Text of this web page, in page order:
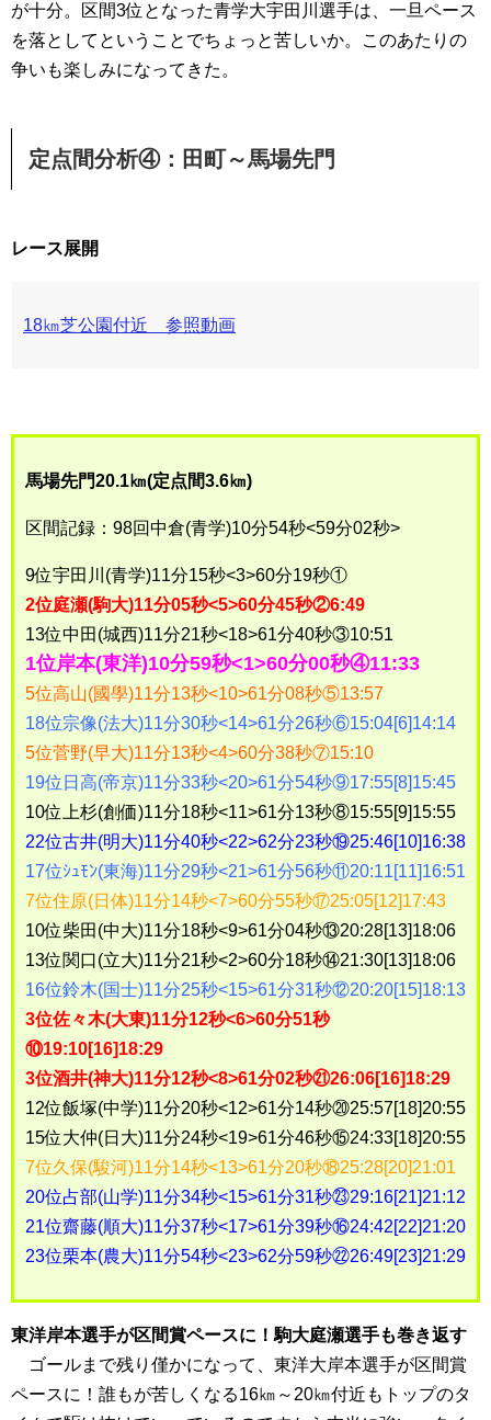
が十分。区間3位となった青学大宇田川選手は、一旦ペース
を落としてということでちょっと苦しいか。このあたりの
争いも楽しみになってきた。
定点間分析④：田町～馬場先門
レース展開
18㎞芝公園付近 参照動画
馬場先門20.1㎞(定点間3.6㎞)
区間記録：98回中倉(青学)10分54秒<59分02秒>
9位宇田川(青学)11分15秒<3>60分19秒①
2位庭瀬(駒大)11分05秒<5>60分45秒②6:49
13位中田(城西)11分21秒<18>61分40秒③10:51
1位岸本(東洋)10分59秒<1>60分00秒④11:33
5位高山(國學)11分13秒<10>61分08秒⑤13:57
18位宗像(法大)11分30秒<14>61分26秒⑥15:04[6]14:14
5位菅野(早大)11分13秒<4>60分38秒⑦15:10
19位日高(帝京)11分33秒<20>61分54秒⑨17:55[8]15:45
10位上杉(創価)11分18秒<11>61分13秒⑧15:55[9]15:55
22位古井(明大)11分40秒<22>62分23秒⑲25:46[10]16:38
17位ｼｭﾓﾝ(東海)11分29秒<21>61分56秒⑪20:11[11]16:51
7位住原(日体)11分14秒<7>60分55秒⑰25:05[12]17:43
10位柴田(中大)11分18秒<9>61分04秒⑬20:28[13]18:06
13位関口(立大)11分21秒<2>60分18秒⑭21:30[13]18:06
16位鈴木(国士)11分25秒<15>61分31秒⑫20:20[15]18:13
3位佐々木(大東)11分12秒<6>60分51秒
⑩19:10[16]18:29
3位酒井(神大)11分12秒<8>61分02秒㉑26:06[16]18:29
12位飯塚(中学)11分20秒<12>61分14秒⑳25:57[18]20:55
15位大仲(日大)11分24秒<19>61分46秒⑮24:33[18]20:55
7位久保(駿河)11分14秒<13>61分20秒⑱25:28[20]21:01
20位占部(山学)11分34秒<15>61分31秒㉓29:16[21]21:12
21位齋藤(順大)11分37秒<17>61分39秒⑯24:42[22]21:20
23位栗本(農大)11分54秒<23>62分59秒㉒26:49[23]21:29
東洋岸本選手が区間賞ペースに！駒大庭瀬選手も巻き返す
ゴールまで残り僅かになって、東洋大岸本選手が区間賞
ペースに！誰もが苦しくなる16㎞～20㎞付近もトップのタ